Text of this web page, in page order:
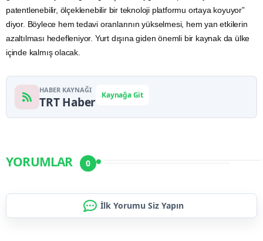
patentlenebilir, ölçeklenebilir bir teknoloji platformu ortaya koyuyor”
diyor. Böylece hem tedavi oranlarının yükselmesi, hem yan etkilerin
azaltılması hedefleniyor. Yurt dışına giden önemli bir kaynak da ülke
içinde kalmış olacak.
HABER KAYNAĞI
TRT Haber Kaynağa Git
YORUMLAR 0
İlk Yorumu Siz Yapın